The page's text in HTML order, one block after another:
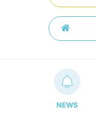
NEWS